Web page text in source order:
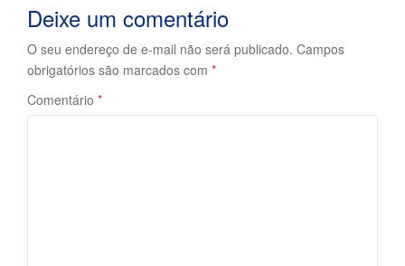
Deixe um comentário
O seu endereço de e-mail não será publicado. Campos
obrigatórios são marcados com *
Comentário *